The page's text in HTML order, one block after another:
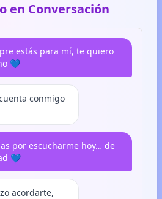
en Conversación
estás para mí, te quiero
💙
conmigo
por escucharme hoy… de
💙
acordarte,